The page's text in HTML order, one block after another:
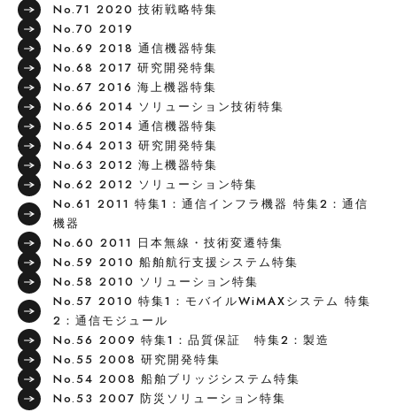
No.71 2020 技術戦略特集
No.70 2019
No.69 2018 通信機器特集
No.68 2017 研究開発特集
No.67 2016 海上機器特集
No.66 2014 ソリューション技術特集
No.65 2014 通信機器特集
No.64 2013 研究開発特集
No.63 2012 海上機器特集
No.62 2012 ソリューション特集
No.61 2011 特集1：通信インフラ機器 特集2：通信
機器
No.60 2011 日本無線・技術変遷特集
No.59 2010 船舶航行支援システム特集
No.58 2010 ソリューション特集
No.57 2010 特集1：モバイルWiMAXシステム 特集
2：通信モジュール
No.56 2009 特集1：品質保証 特集2：製造
No.55 2008 研究開発特集
No.54 2008 船舶ブリッジシステム特集
No.53 2007 防災ソリューション特集